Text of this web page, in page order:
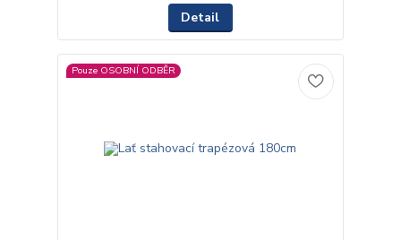
Detail
Pouze OSOBNÍ ODBĚR